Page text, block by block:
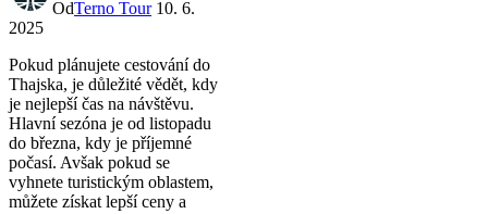
OdTerno Tour 10. 6.
2025
Pokud plánujete cestování do
Thajska, je důležité vědět, kdy
je nejlepší čas na návštěvu.
Hlavní sezóna je od listopadu
do března, kdy je příjemné
počasí. Avšak pokud se
vyhnete turistickým oblastem,
můžete získat lepší ceny a